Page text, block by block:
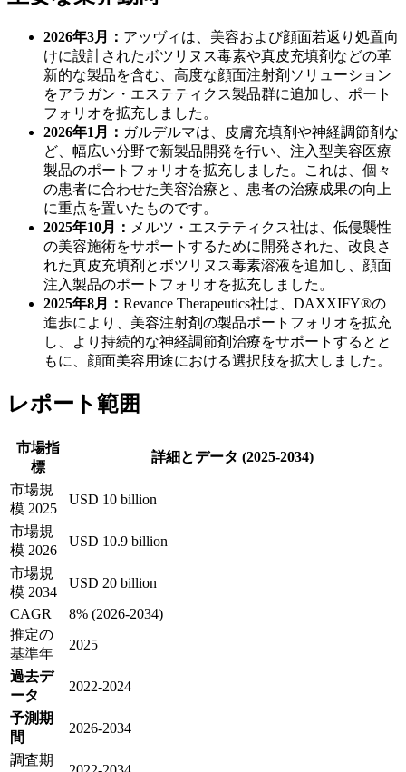
2026年3月： アッヴィは、美容および顔面若返り処置向
けに設計されたボツリヌス毒素や真皮充填剤などの革
新的な製品を含む、高度な顔面注射剤ソリューション
をアラガン・エステティクス製品群に追加し、ポート
フォリオを拡充しました。
2026年1月： ガルデルマは、皮膚充填剤や神経調節剤な
ど、幅広い分野で新製品開発を行い、注入型美容医療
製品のポートフォリオを拡充しました。これは、個々
の患者に合わせた美容治療と、患者の治療成果の向上
に重点を置いたものです。
2025年10月： メルツ・エステティクス社は、低侵襲性
の美容施術をサポートするために開発された、改良さ
れた真皮充填剤とボツリヌス毒素溶液を追加し、顔面
注入製品のポートフォリオを拡充しました。
2025年8月： Revance Therapeutics社は、DAXXIFY®の
進歩により、美容注射剤の製品ポートフォリオを拡充
し、より持続的な神経調節剤治療をサポートするとと
もに、顔面美容用途における選択肢を拡大しました。
レポート範囲
市場指
標
詳細とデータ (2025-2034)
市場規
模 2025
USD 10 billion
市場規
模 2026
USD 10.9 billion
市場規
模 2034
USD 20 billion
CAGR
8% (2026-2034)
推定の
基準年
2025
過去デ
ータ
2022-2024
予測期
間
2026-2034
調査期